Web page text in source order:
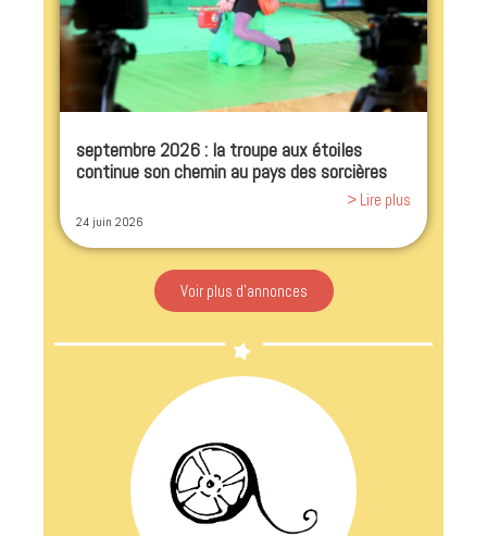
septembre 2026 : la troupe aux étoiles
continue son chemin au pays des sorcières
> Lire plus
24 juin 2026
Voir plus d'annonces